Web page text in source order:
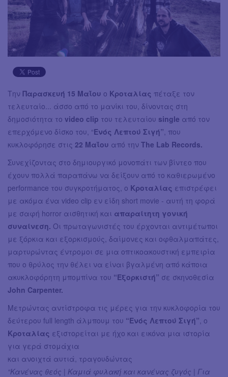
Την Παρασκευή 15 Μαΐου ο Κροταλίας πέταξε τον
τελευταίο... άσσο από το μανίκι του, δίνοντας στη
δημοσιότητα το video clip του τελευταίου single από τον
επερχόμενο δίσκο του, “Ενός Λεπτού Σιγή” , που
κυκλοφόρησε στις 22 Μαΐου από την The Lab Records.
Συνεχίζοντας στο δημιουργικό μονοπάτι των βίντεο που
έχουν πολλά παραπάνω να δείξουν από το καθιερωμένο
performance του συγκροτήματος, ο Κροταλίας επιστρέφει
με ακόμα ένα video clip εν είδη short movie - αυτή τη φορά
με σαφή horror αισθητική και απαραίτητη γονική
συναίνεση. Οι πρωταγωνιστές του έρχονται αντιμέτωποι
με ξόρκια και εξορκισμούς, δαίμονες και οφθαλμαπάτες,
μαρτυρώντας έντρομοι σε μια οπτικοακουστική εμπειρία
που ο θρύλος την θέλει να είναι βγαλμένη από κάποια
ακυκλοφόρητη μπομπίνα του “Εξορκιστή” σε σκηνοθεσία
John Carpenter.
Μετρώντας αντίστροφα τις μέρες για την κυκλοφορία του
δεύτερου full length άλμπουμ του “Ενός Λεπτού Σιγή” , ο
Κροταλίας εξιστορείται με ήχο και εικόνα μια ιστορία
για γερά στομάχια
και ανοιχτά αυτιά, τραγουδώντας
“Κανένας θεός | Καμιά φυλακή και κανένας ζυγός | Για